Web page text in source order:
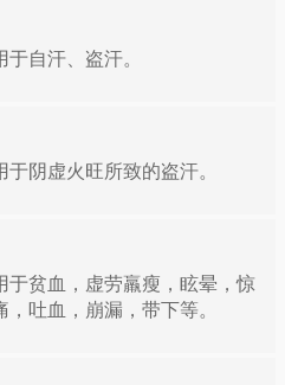
自汗、盗汗。
阴虚火旺所致的盗汗。
于贫血，虚劳羸瘦，眩晕，惊
吐血，崩漏，带下等。